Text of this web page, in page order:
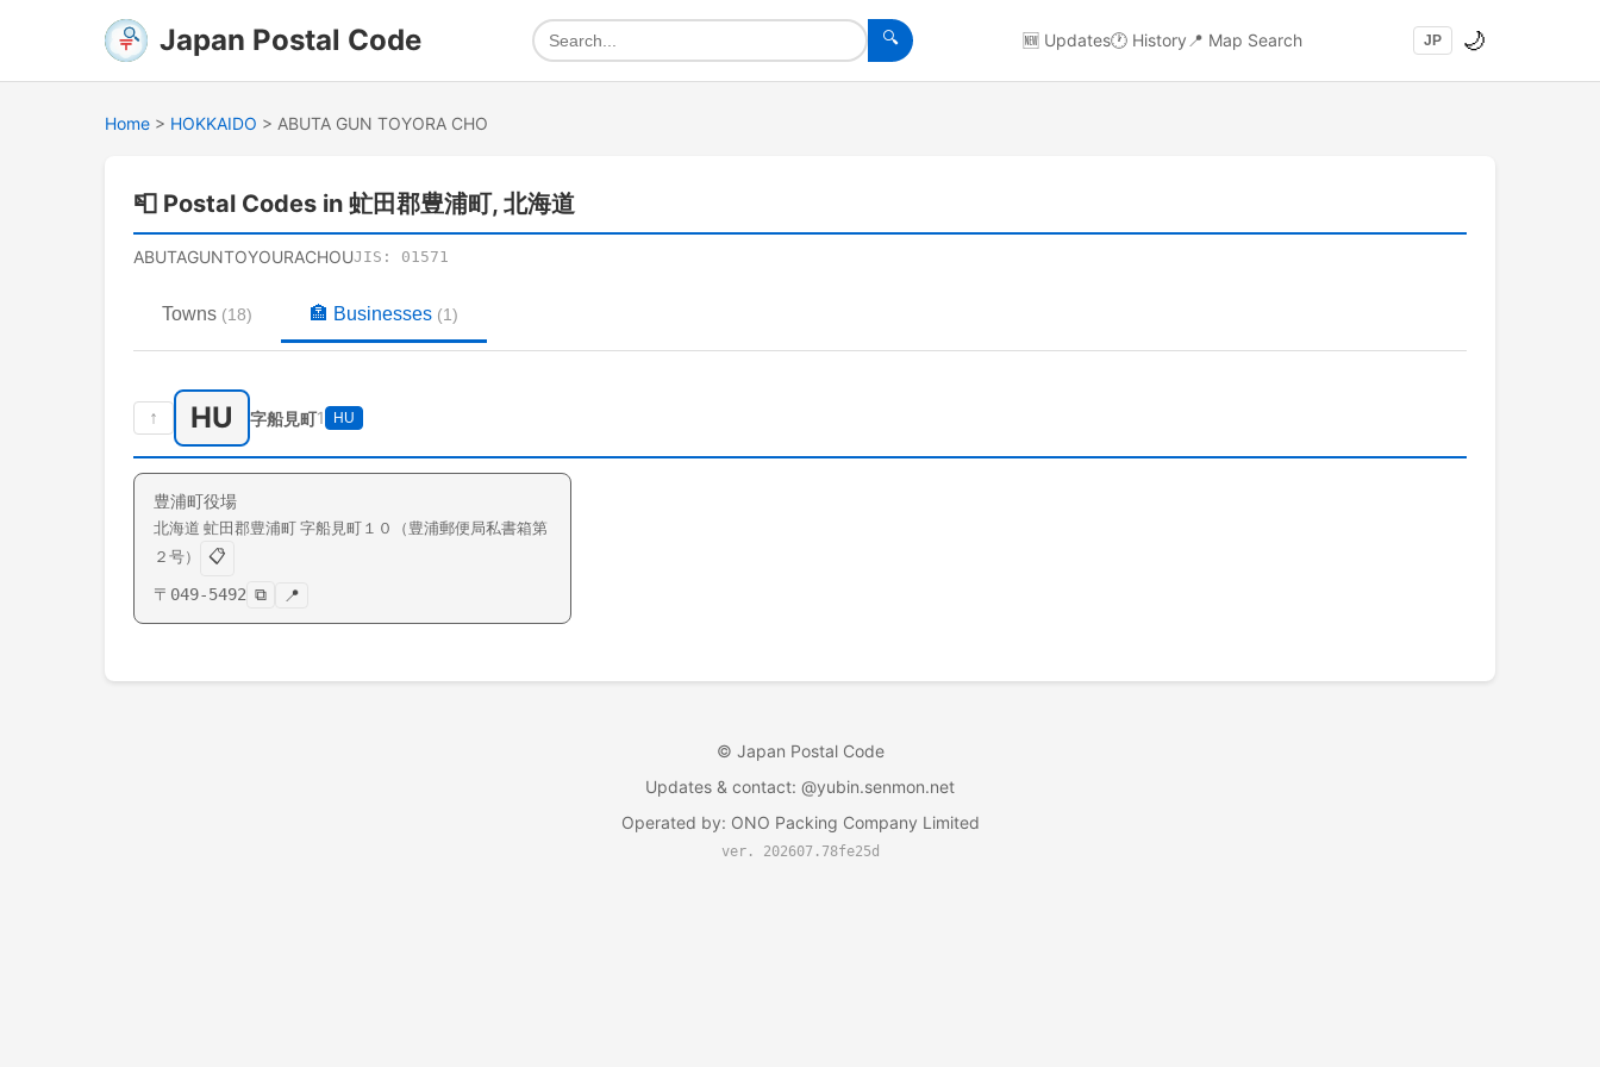
Japan Postal Code 🔍 🆕 Updates🕐 History 📍 Map Search JP 🌙
Home > HOKKAIDO > ABUTA GUN TOYORA CHO
📮 Postal Codes in 虻田郡豊浦町, 北海道
ABUTAGUNTOYOURACHOUJIS: 01571
Towns (18) 🏣 Businesses (1)
↑ HU 字船見町1 HU
豊浦町役場
北海道 虻田郡豊浦町 字船見町 １０（豊浦郵便局私書箱第
２号）
📋
〒 049-5492 ⧉ 📍
© Japan Postal Code
Updates & contact: @yubin.senmon.net
Operated by: ONO Packing Company Limited
ver. 202607.78fe25d